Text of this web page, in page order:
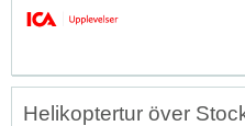
Helikoptertur över